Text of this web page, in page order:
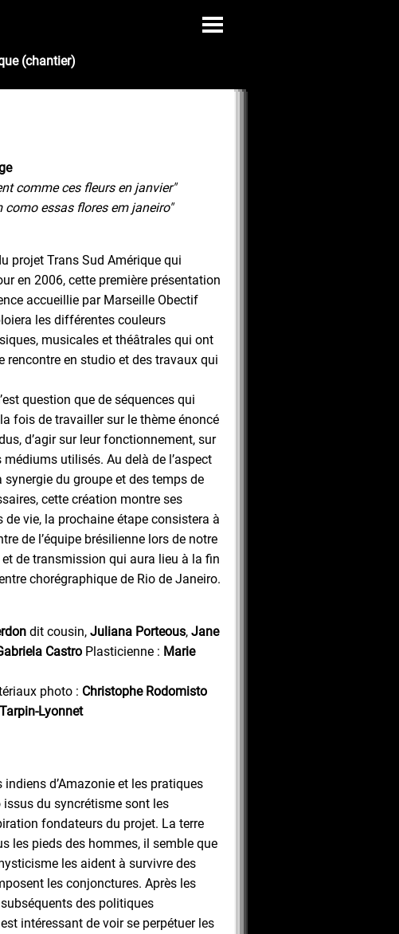
(chantier)
comme ces fleurs en janvier"
como essas flores em janeiro"
projet Trans Sud Amérique qui
en 2006, cette première présentation
accueillie par Marseille Obectif
les différentes couleurs
musicales et théâtrales qui ont
rencontre en studio et des travaux qui
question que de séquences qui
fois de travailler sur le thème énoncé
d’agir sur leur fonctionnement, sur
médiums utilisés. Au delà de l’aspect
synergie du groupe et des temps de
cette création montre ses
de vie, la prochaine étape consistera à
de l’équipe brésilienne lors de notre
et de transmission qui aura lieu à la fin
chorégraphique de Rio de Janeiro.
dit cousin, Juliana Porteous, Jane
Castro Plasticienne : Marie
photo : Christophe Rodomisto
Lyonnet
indiens d’Amazonie et les pratiques
issus du syncrétisme sont les
fondateurs du projet. La terre
les pieds des hommes, il semble que
les aident à survivre des
les conjonctures. Après les
des politiques
intéressant de voir se perpétuer les